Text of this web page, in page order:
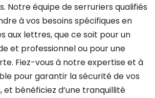
Notre équipe de serruriers qualifiés
à vos besoins spécifiques en
aux lettres, que ce soit pour un
et professionnel ou pour une
Fiez-vous à notre expertise et à
pour garantir la sécurité de vos
et bénéficiez d’une tranquillité